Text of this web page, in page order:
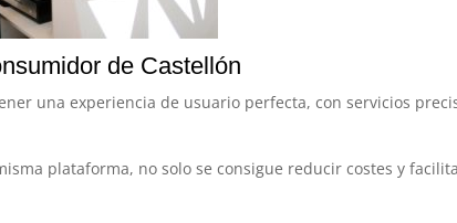
de Castellón
una experiencia de usuario perfecta, con servicios
plataforma, no solo se consigue reducir costes y